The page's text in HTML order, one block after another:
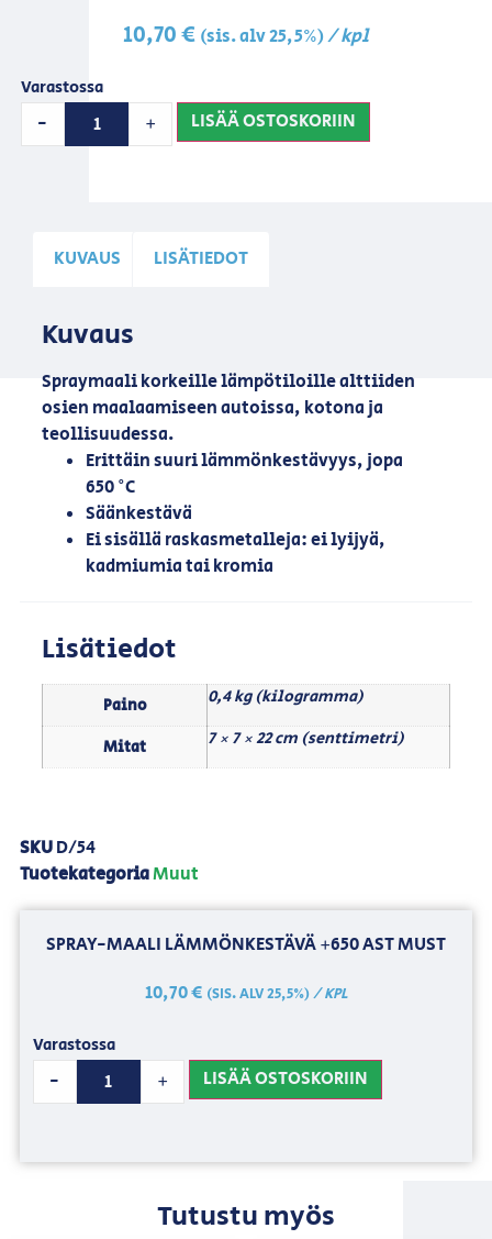
10,70€ (sis. alv 25,5%)/ kpl
Varastossa
- + LISÄÄ OSTOSKORIIN
KUVAUS LISÄTIEDOT
Kuvaus
Spraymaali korkeille lämpötiloille alttiiden
osien maalaamiseen autoissa, kotona ja
teollisuudessa.
Erittäin suuri lämmönkestävyys, jopa
650 °C
Säänkestävä
Ei sisällä raskasmetalleja: ei lyijyä,
kadmiumia tai kromia
Lisätiedot
Paino 0,4 kg (kilogramma)
Mitat 7 × 7 × 22 cm (senttimetri)
SKUD/54
TuotekategoriaMuut
SPRAY-MAALI LÄMMÖNKESTÄVÄ +650 AST MUST
10,70€ (SIS. ALV 25,5%)/ KPL
Varastossa
- + LISÄÄ OSTOSKORIIN
Tutustu myös